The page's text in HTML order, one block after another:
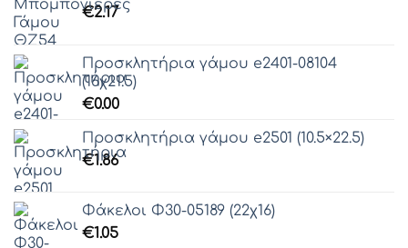
€2.17
Προσκλητήρια γάμου e2401-08104
(16χ21.5)
€0.00
Προσκλητήρια γάμου e2501 (10.5×22.5)
€1.86
Φάκελοι Φ30-05189 (22χ16)
€1.05